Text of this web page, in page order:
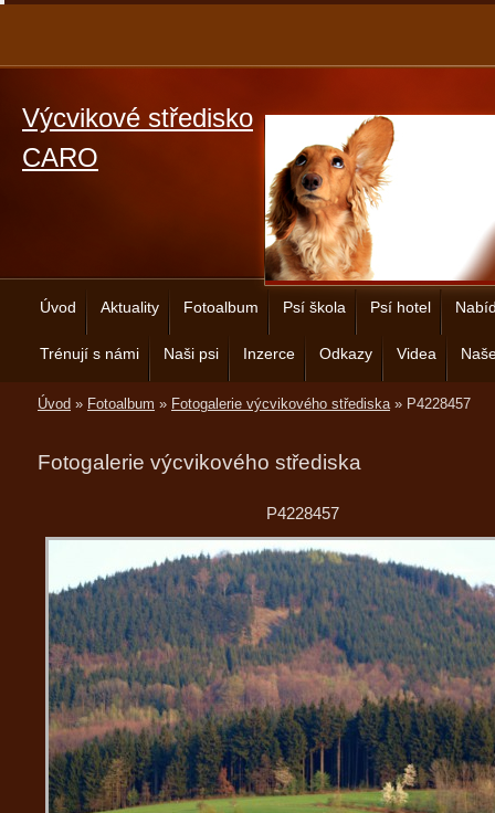
Výcvikové středisko
CARO
Úvod Aktuality Fotoalbum Psí škola Psí hotel
Trénují s námi Naši psi Inzerce Odkazy Videa
Úvod » Fotoalbum » Fotogalerie výcvikového střediska» P4228457
Fotogalerie výcvikového střediska
P4228457